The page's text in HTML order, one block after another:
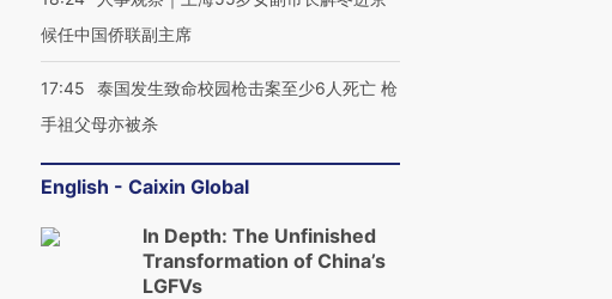
候任中国侨联副主席
17:45
泰国发生致命校园枪击案至少6人死亡 枪
手祖父母亦被杀
English - Caixin Global
In Depth: The Unfinished
Transformation of China’s
LGFVs